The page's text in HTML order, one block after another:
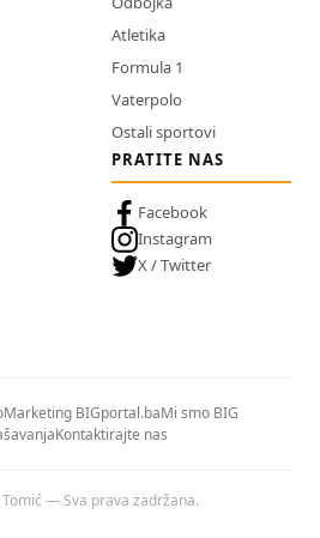
Atletika
Formula 1
Vaterpolo
Ostali sportovi
PRATITE NAS
Facebook
Instagram
X / Twitter
Marketing BIGportal.baMi smo BIG
Kontaktirajte nas
— Sva prava zadržana.